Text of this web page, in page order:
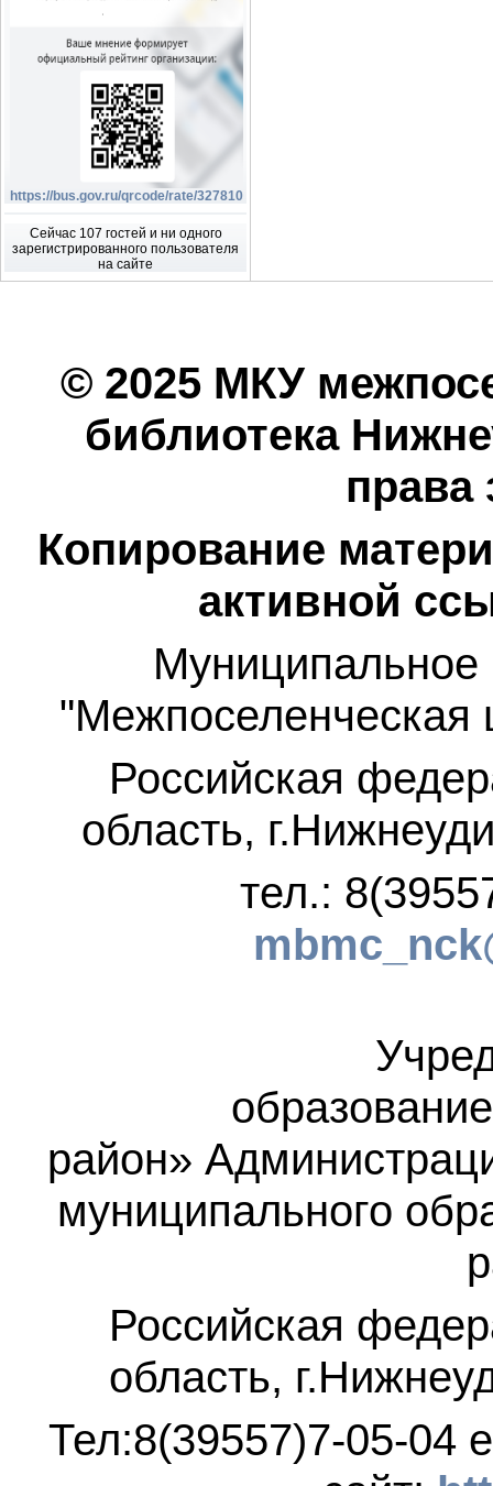
https://bus.gov.ru/qrcode/rate/327810
Сейчас 107 гостей и ни одного
зарегистрированного пользователя
на сайте
© 2025 МКУ
библиотека
Копирование
активной
Муниципальное
"Межпоселенческая
Российская
область,
тел.:
район»
муниципального
Российская
область,
Тел:8(39557)7-05-04